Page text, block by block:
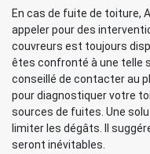
En cas de fuite de toiture,
appeler pour des
couvreurs est toujours
êtes confronté à une telle
conseillé de contacter au
pour diagnostiquer votre
sources de fuites. Une
limiter les dégâts. Il
seront inévitables.